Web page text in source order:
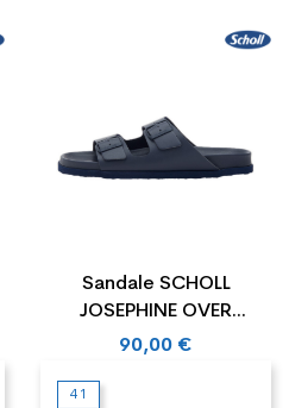
Sandale SCHOLL
JOSEPHINE OVER
SYNTHETIC LEATHER
90,00 €
41